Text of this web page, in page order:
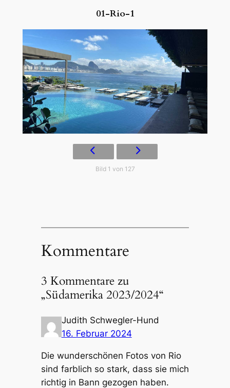
01-Rio-1
Bild 1 von 127
Kommentare
3 Kommentare zu
„Südamerika 2023/2024“
Judith Schwegler-Hund
16. Februar 2024
Die wunderschönen Fotos von Rio
sind farblich so stark, dass sie mich
richtig in Bann gezogen haben.